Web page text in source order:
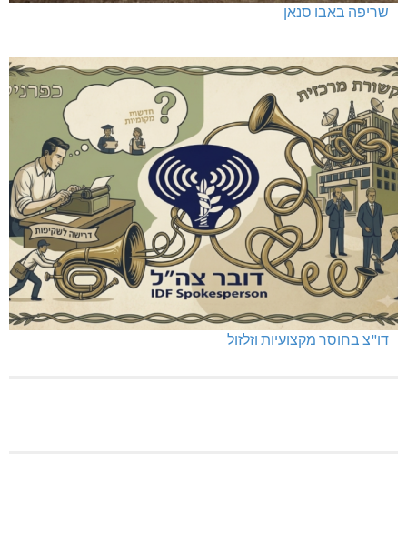
שריפה באבו סנאן
דו"צ בחוסר מקצועיות וזלזול